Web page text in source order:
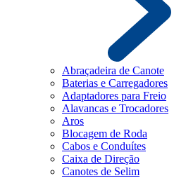
Abraçadeira de Canote
Baterias e Carregadores
Adaptadores para Freio
Alavancas e Trocadores
Aros
Blocagem de Roda
Cabos e Conduítes
Caixa de Direção
Canotes de Selim